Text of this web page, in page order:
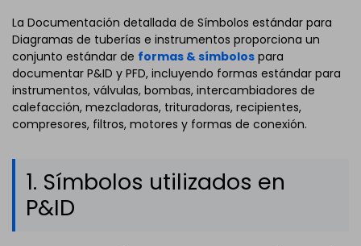
La Documentación detallada de Símbolos estándar para
Diagramas de tuberías e instrumentos proporciona un
conjunto estándar de formas & símbolos para
documentar P&ID y PFD, incluyendo formas estándar para
instrumentos, válvulas, bombas, intercambiadores de
calefacción, mezcladoras, trituradoras, recipientes,
compresores, filtros, motores y formas de conexión.
1. Símbolos utilizados en
P&ID